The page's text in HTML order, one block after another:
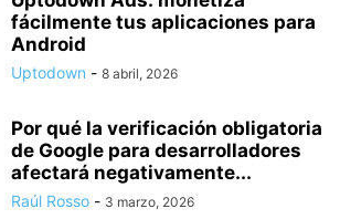
fácilmente tus aplicaciones para
Android
Uptodown - 8 abril, 2026
Por qué la verificación obligatoria
de Google para desarrolladores
afectará negativamente...
Raúl Rosso - 3 marzo, 2026